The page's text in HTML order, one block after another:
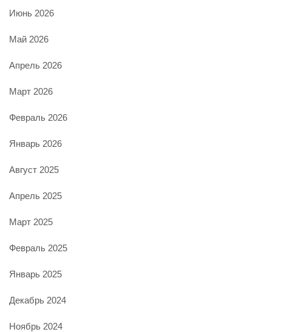
Июнь 2026
Май 2026
Апрель 2026
Март 2026
Февраль 2026
Январь 2026
Август 2025
Апрель 2025
Март 2025
Февраль 2025
Январь 2025
Декабрь 2024
Ноябрь 2024